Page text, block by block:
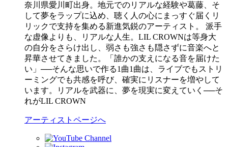
奈川県愛川町出身。地元でのリアルな経験や葛藤、そ
して夢をラップに込め、聴く人の心にまっすぐ届くリ
リックで支持を集める新進気鋭のアーティスト。 派手
な虚像よりも、リアルな人生。LIL CROWNは等身大
の自分をさらけ出し、弱さも強さも隠さずに音楽へと
昇華させてきました。「誰かの支えになる音を届けた
い」──そんな思いで作る1曲1曲は、ライブでもストリ
ーミングでも共感を呼び、確実にリスナーを増やして
います。リアルを武器に、夢を現実に変えていく──そ
れがLIL CROWN
アーティストページへ